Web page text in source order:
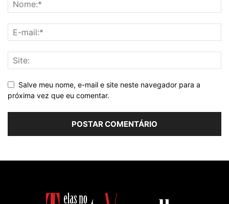
Salve meu nome, e-mail e site neste navegador para a
próxima vez que eu comentar.